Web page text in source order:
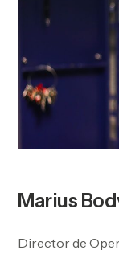
Marius
Director de